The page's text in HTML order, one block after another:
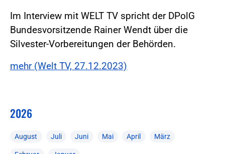
Im Interview mit WELT TV spricht der DPolG
Bundesvorsitzende Rainer Wendt über die
Silvester-Vorbereitungen der Behörden.
mehr (Welt TV, 27.12.2023)
2026
August Juli Juni Mai April März